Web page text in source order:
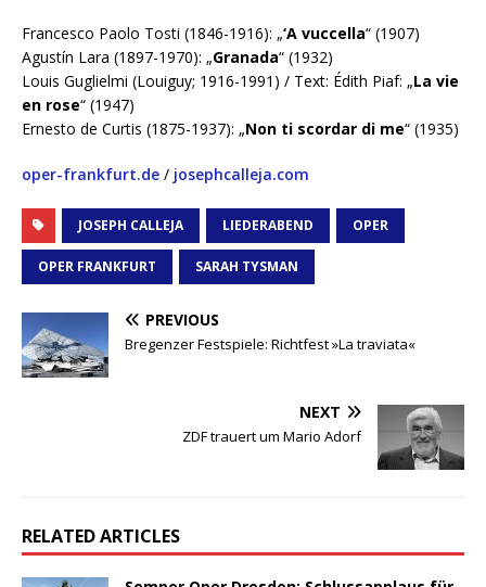
Francesco Paolo Tosti (1846-1916): „‘A vuccella“ (1907)
Agustín Lara (1897-1970): „Granada“ (1932)
Louis Guglielmi (Louiguy; 1916-1991) / Text: Édith Piaf: „La vie
en rose“ (1947)
Ernesto de Curtis (1875-1937): „Non ti scordar di me“ (1935)
oper-frankfurt.de / josephcalleja.com
JOSEPH CALLEJA LIEDERABEND OPER
OPER FRANKFURT SARAH TYSMAN
PREVIOUS
Bregenzer Festspiele: Richtfest »La traviata«
NEXT
ZDF trauert um Mario Adorf
RELATED ARTICLES